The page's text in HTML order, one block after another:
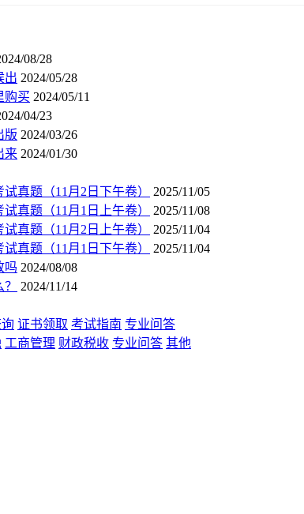
08/28
出 2024/05/28
购买 2024/05/11
04/23
版 2024/03/26
来 2024/01/30
真题（11月2日下午卷）
2025/11/05
真题（11月1日上午卷）
2025/11/08
真题（11月2日上午卷）
2025/11/04
真题（11月1日下午卷）
2025/11/04
吗 2024/08/08
2024/11/14
证书领取 考试指南 专业问答
工商管理 财政税收 专业问答 其他